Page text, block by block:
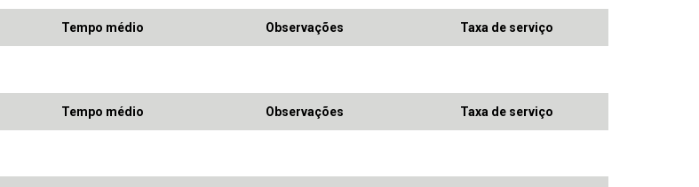
Tempo médio Observações Taxa de serviço
Tempo médio Observações Taxa de serviço